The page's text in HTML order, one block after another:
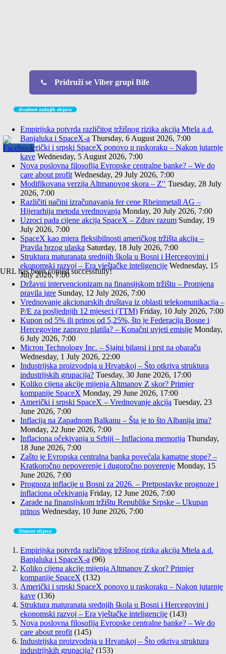
Pridruži se Viber grupi Bife
URL has been copied successfully!
dvadeset zadnjih objava
Empirijska potvrda različitog tržišnog rizika akcija Mtela a.d.
Banjaluka i SpaceX-a Thursday, 6 August 2026, 7:00
Američki i srpski SpaceX ponovo u raskoraku – Nakon jutarnje
kave Wednesday, 5 August 2026, 7:00
Nova poslovna filosofija Evropske centralne banke? – We do
care about profit Wednesday, 29 July 2026, 7:00
Modifikovana verzija Altmanovog skora – Z′′ Tuesday, 28 July
2026, 7:00
Različiti načini izračunavanja fer cene Rheinmetall AG –
Hijerarhija metoda vrednovanja Monday, 20 July 2026, 7:00
Uzroci pada cijene akcija SpaceX – Zdrav razum Sunday, 19
July 2026, 7:00
SpaceX kao mjera fleksibilnosti američkog tržišta akcija –
Pravila brzog ulaska Saturday, 18 July 2026, 7:00
Struktura maturanata srednjih škola u Bosni i Hercegovini i
ekonomski razvoj – Era vještačke inteligencije Wednesday, 15
July 2026, 7:00
Državni intervencionizam na finansijskom tržištu – Promjena
pravila igre Sunday, 12 July 2026, 7:00
Vrednovanje akcionarskih društava iz oblasti telekomunikacija –
P/E za posljednjih 12 mjeseci (TTM) Friday, 10 July 2026, 7:00
Kupon od 5% ili prinos od 5,25%, što je Federacija Bosne i
Hercegovine zapravo platila? – Konačni uvjeti emisije Monday,
6 July 2026, 7:00
Micron Technology Inc. – Sjajni bilansi i prst na obaraču
Wednesday, 1 July 2026, 22:00
Industrijska proizvodnja u Hrvatskoj – Što otkriva struktura
industrijskih grupacija? Tuesday, 30 June 2026, 17:00
Koliko cijena akcije mijenja Altmanov Z skor? Primjer
kompanije SpaceX Monday, 29 June 2026, 17:00
Američki i srpski SpaceX – Vrednovanje akcija Tuesday, 23
June 2026, 7:00
Inflacija na Zapadnom Balkanu – Šta je to što Albanija ima?
Monday, 22 June 2026, 7:00
Inflaciona očekivanja u Srbiji – Inflaciona memorija Thursday,
18 June 2026, 7:00
Zašto je Evropska centralna banka povećala kamatne stope? –
Kratkoročno nepoverenje i dugoročno poverenje Monday, 15
June 2026, 7:00
Prognoza inflacije u Bosni za 2026. – Pretpostavke prognoze i
inflaciona očekivanja Friday, 12 June 2026, 7:00
Zarade na finansijskom tržištu Republike Srpske – Ukupan
prinos Wednesday, 10 June 2026, 7:00
čitanost objava
Empirijska potvrda različitog tržišnog rizika akcija Mtela a.d.
Banjaluka i SpaceX-a (96)
Koliko cijena akcije mijenja Altmanov Z skor? Primjer
kompanije SpaceX (132)
Američki i srpski SpaceX ponovo u raskoraku – Nakon jutarnje
kave (136)
Struktura maturanata srednjih škola u Bosni i Hercegovini i
ekonomski razvoj – Era vještačke inteligencije (143)
Nova poslovna filosofija Evropske centralne banke? – We do
care about profit (145)
Industrijska proizvodnja u Hrvatskoj – Što otkriva struktura
industrijskih grupacija? (153)